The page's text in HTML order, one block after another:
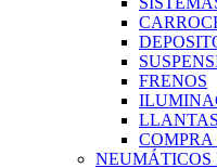
FRENOS
LLANTAS
COMPRA
NEUMÁTICOS